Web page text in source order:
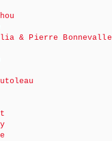
& Pierre Bonnevalle